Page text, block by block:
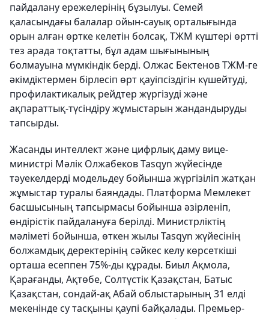
пайдалану ережелерінің бұзылуы. Семей
қаласындағы балалар ойын-сауық орталығында
орын алған өртке келетін болсақ, ТЖМ күштері өртті
тез арада тоқтатты, бұл адам шығынының
болмауына мүмкіндік берді. Олжас Бектенов ТЖМ-ге
әкімдіктермен бірлесіп өрт қауіпсіздігін күшейтуді,
профилактикалық рейдтер жүргізуді және
ақпараттық-түсіндіру жұмыстарын жандандыруды
тапсырды.
Жасанды интеллект және цифрлық даму вице-
министрі Мәлік Олжабеков Tasqyn жүйесінде
тәуекелдерді модельдеу бойынша жүргізіліп жатқан
жұмыстар туралы баяндады. Платформа Мемлекет
басшысының тапсырмасы бойынша әзірленіп,
өндірістік пайдалануға берілді. Министрліктің
мәліметі бойынша, өткен жылы Tasqyn жүйесінің
болжамдық деректерінің сәйкес келу көрсеткіші
орташа есеппен 75%-ды құрады. Биыл Ақмола,
Қарағанды, Ақтөбе, Солтүстік Қазақстан, Батыс
Қазақстан, сондай-ақ Абай облыстарының 31 елді
мекенінде су тасқыны қаупі байқалады. Премьер-